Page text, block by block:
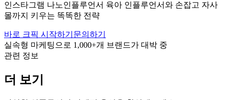
인스타그램 나노인플루언서 육아 인플루언서와 손잡고 자사
몰까지 키우는 똑똑한 전략
바로 크픽 시작하기 문의하기
실속형 마케팅으로 1,000+개 브랜드가 대박 중
관련 정보
더 보기